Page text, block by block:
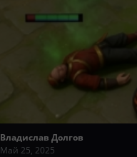
Владислав Долгов
Май 25, 2025